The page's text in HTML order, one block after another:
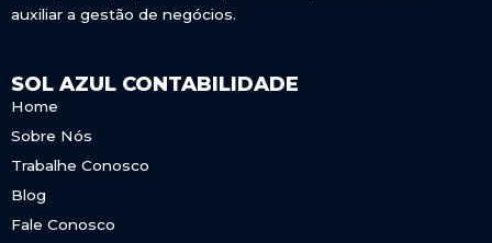
auxiliar a gestão de negócios.
SOL AZUL CONTABILIDADE
Home
Sobre Nós
Trabalhe Conosco
Blog
Fale Conosco